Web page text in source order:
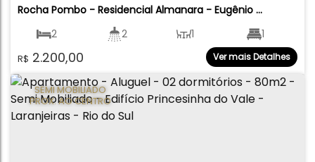
Rocha Pombo - Residencial Almanara - Eugênio
Schneider- Rio do Sul
R$ 2.200,00
2 2 1 1
1 Ver mais Detalhes
SEMI MOBILIADO
PROX. AO CENTRO